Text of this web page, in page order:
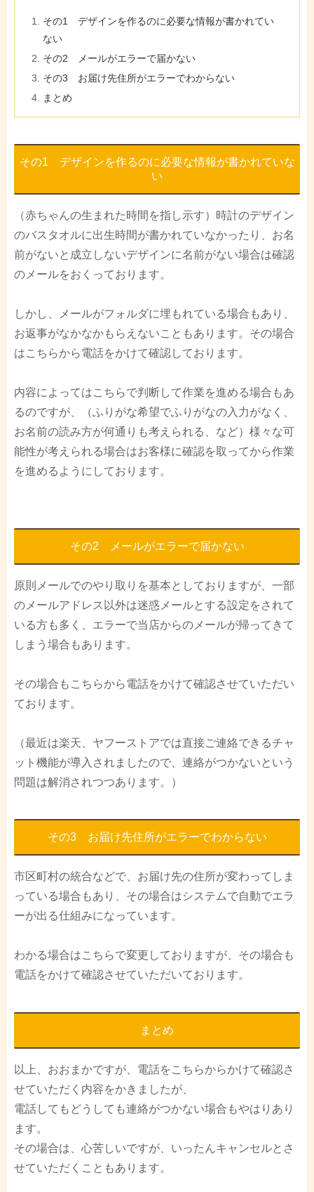
その1 デザインを作るのに必要な情報が書かれてい
ない
その2 メールがエラーで届かない
その3 お届け先住所がエラーでわからない
まとめ
その1 デザインを作るのに必要な情報が書かれていな
い
（赤ちゃんの生まれた時間を指し示す）時計のデザイン
のバスタオルに出生時間が書かれていなかったり、お名
前がないと成立しないデザインに名前がない場合は確認
のメールをおくっております。
しかし、メールがフォルダに埋もれている場合もあり、
お返事がなかなかもらえないこともあります。その場合
はこちらから電話をかけて確認しております。
内容によってはこちらで判断して作業を進める場合もあ
るのですが、（ふりがな希望でふりがなの入力がなく、
お名前の読み方が何通りも考えられる、など）様々な可
能性が考えられる場合はお客様に確認を取ってから作業
を進めるようにしております。
その2 メールがエラーで届かない
原則メールでのやり取りを基本としておりますが、一部
のメールアドレス以外は迷惑メールとする設定をされて
いる方も多く、エラーで当店からのメールが帰ってきて
しまう場合もあります。
その場合もこちらから電話をかけて確認させていただい
ております。
（最近は楽天、ヤフーストアでは直接ご連絡できるチャ
ット機能が導入されましたので、連絡がつかないという
問題は解消されつつあります。）
その3 お届け先住所がエラーでわからない
市区町村の統合などで、お届け先の住所が変わってしま
っている場合もあり、その場合はシステムで自動でエラ
ーが出る仕組みになっています。
わかる場合はこちらで変更しておりますが、その場合も
電話をかけて確認させていただいております。
まとめ
以上、おおまかですが、電話をこちらからかけて確認さ
せていただく内容をかきましたが、
電話してもどうしても連絡がつかない場合もやはりあり
ます。
その場合は、心苦しいですが、いったんキャンセルとさ
せていただくこともあります。